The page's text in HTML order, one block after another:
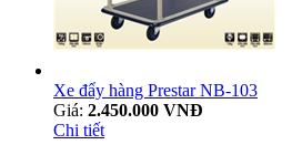
Xe đẩy hàng Prestar NB-103
Giá: 2.450.000 VNĐ
Chi tiết